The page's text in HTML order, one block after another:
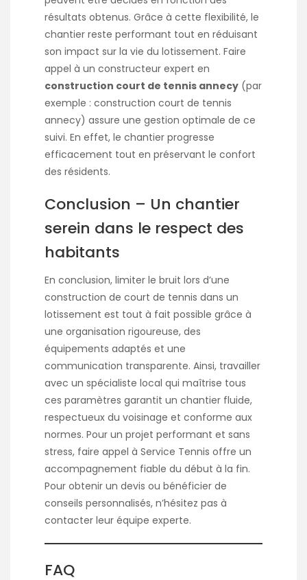
résultats obtenus. Grâce à cette flexibilité, le
chantier reste performant tout en réduisant
son impact sur la vie du lotissement. Faire
appel à un constructeur expert en
construction court de tennis annecy (par
exemple : construction court de tennis
annecy) assure une gestion optimale de ce
suivi. En effet, le chantier progresse
efficacement tout en préservant le confort
des résidents.
Conclusion – Un chantier
serein dans le respect des
habitants
En conclusion, limiter le bruit lors d’une
construction de court de tennis dans un
lotissement est tout à fait possible grâce à
une organisation rigoureuse, des
équipements adaptés et une
communication transparente. Ainsi, travailler
avec un spécialiste local qui maîtrise tous
ces paramètres garantit un chantier fluide,
respectueux du voisinage et conforme aux
normes. Pour un projet performant et sans
stress, faire appel à Service Tennis offre un
accompagnement fiable du début à la fin.
Pour obtenir un devis ou bénéficier de
conseils personnalisés, n’hésitez pas à
contacter leur équipe experte.
FAQ